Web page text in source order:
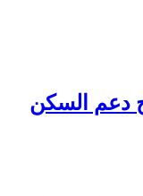
دعم السكن